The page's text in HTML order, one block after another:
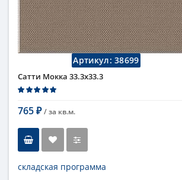
Артикул:38699
Сатти Мокка 33.3x33.3
765 ₽ / за кв.м.
складская программа